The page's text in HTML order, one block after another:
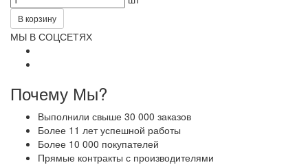
В корзину
МЫ В СОЦСЕТЯХ
Почему Мы?
Выполнили свыше 30 000 заказов
Более 11 лет успешной работы
Более 10 000 покупателей
Прямые контракты с производителями